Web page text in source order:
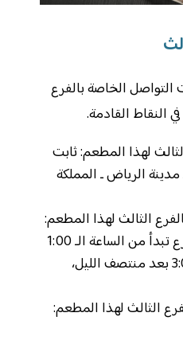
الخاصة بالفرع
النقاط القادمة.
لهذا المطعم: ثابت
الرياض ـ المملكة
الثالث لهذا المطعم:
إن ساعات عمل هذا الفرع تبدأ من الساعة الـ 1:00
ظهرًا وحتى الساعة الـ 3:00 بعد منتصف الليل،
الثالث لهذا المطعم: